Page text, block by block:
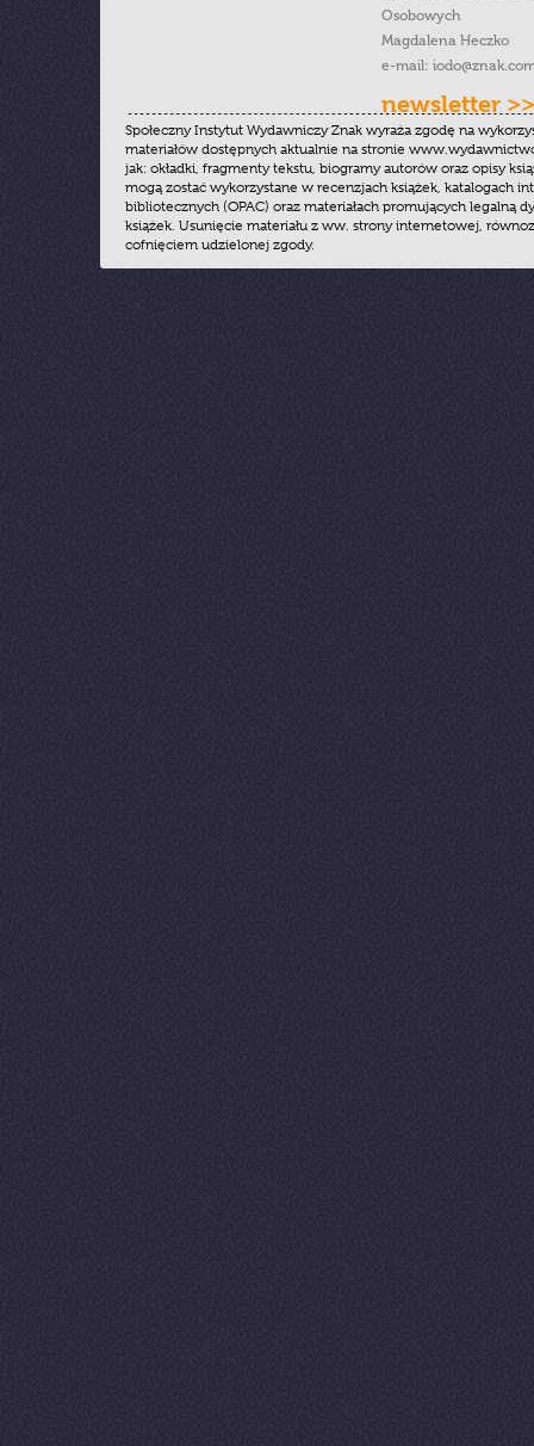
Osobowych
Magdalena Heczko
e-mail:
newsletter >>
Społeczny Instytut Wydawniczy Znak wyraża zgodę na
materiałów dostępnych aktualnie na stronie
jak: okładki, fragmenty tekstu, biogramy autorów oraz opisy
mogą zostać wykorzystane w recenzjach książek, katalogach
bibliotecznych (OPAC) oraz materiałach promujących legalną
książek. Usunięcie materiału z ww. strony internetowej,
cofnięciem udzielonej zgody.